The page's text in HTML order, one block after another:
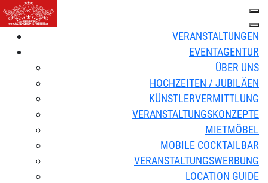
VERANSTALTUNGEN
EVENTAGENTUR
ÜBER UNS
HOCHZEITEN / JUBILÄEN
KÜNSTLERVERMITTLUNG
VERANSTALTUNGSKONZEPTE
MIETMÖBEL
MOBILE COCKTAILBAR
VERANSTALTUNGSWERBUNG
LOCATION GUIDE